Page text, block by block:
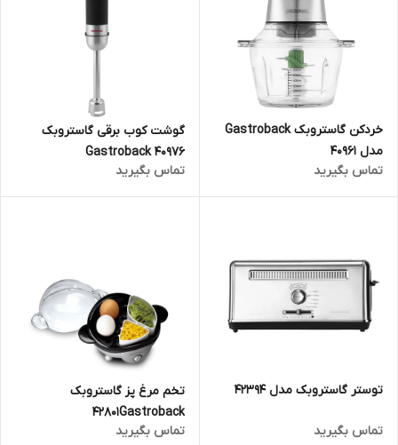
خردکن گاستروبک Gastroback
مدل 40961
تماس بگیرید
گوشت کوب برقی گاستروبک
Gastroback 40976
تماس بگیرید
توستر گاستروبک مدل 42394
تماس بگیرید
تخم مرغ پز گاستروبک
42801Gastroback
تماس بگیرید